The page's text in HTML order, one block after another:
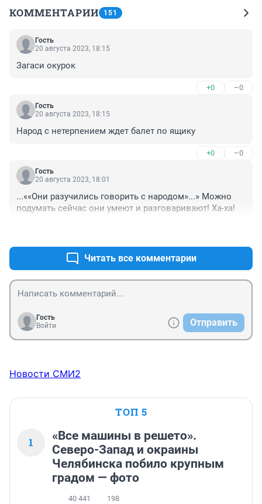
КОММЕНТАРИИ 151
Гость
20 августа 2023, 18:15
Загаси окурок
+0 –0
Гость
20 августа 2023, 18:15
Народ с нетерпением ждет балет по ящику
+0 –0
Гость
20 августа 2023, 18:01
...««Они разучились говорить с народом»...» Можно
подумать сейчас они умеют и разговаривают! Ха-ха!
Читать все комментарии
Гость
Войти
Отправить
Новости СМИ2
ТОП 5
1
«Все машины в решето».
Северо-Запад и окраины
Челябинска побило крупным
градом — фото
40 441 198